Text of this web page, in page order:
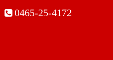
0465-25-4172